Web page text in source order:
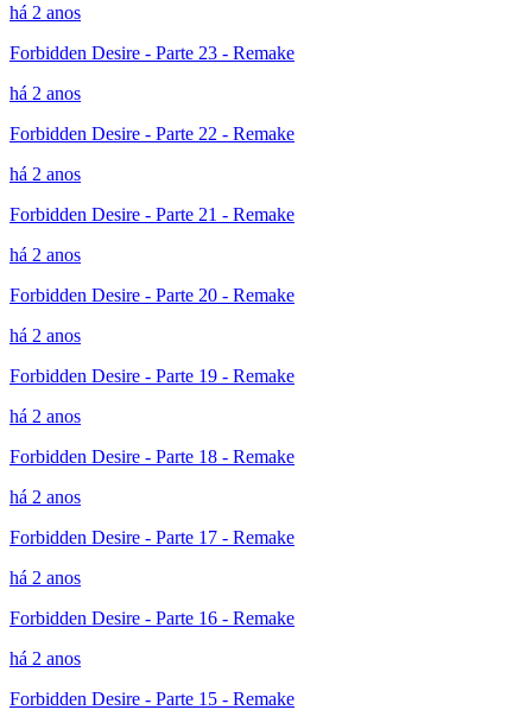
há 2 anos
Forbidden Desire - Parte 23 - Remake
há 2 anos
Forbidden Desire - Parte 22 - Remake
há 2 anos
Forbidden Desire - Parte 21 - Remake
há 2 anos
Forbidden Desire - Parte 20 - Remake
há 2 anos
Forbidden Desire - Parte 19 - Remake
há 2 anos
Forbidden Desire - Parte 18 - Remake
há 2 anos
Forbidden Desire - Parte 17 - Remake
há 2 anos
Forbidden Desire - Parte 16 - Remake
há 2 anos
Forbidden Desire - Parte 15 - Remake